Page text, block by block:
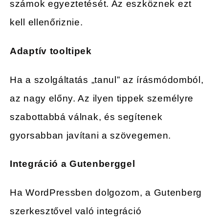
számok egyeztetését. Az eszköznek ezt
kell ellenőriznie.
Adaptív tooltipek
Ha a szolgáltatás „tanul” az írásmódomból,
az nagy előny. Az ilyen tippek személyre
szabottabbá válnak, és segítenek
gyorsabban javítani a szövegemen.
Integráció a Gutenberggel
Ha WordPressben dolgozom, a Gutenberg
szerkesztővel való integráció